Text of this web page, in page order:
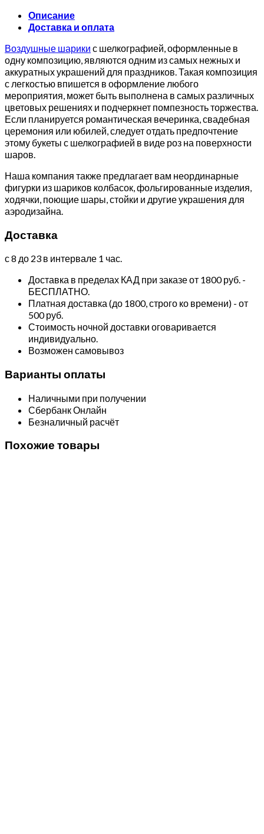
Описание
Доставка и оплата
Воздушные шарики с шелкографией, оформленные в
одну композицию, являются одним из самых нежных и
аккуратных украшений для праздников. Такая композиция
с легкостью впишется в оформление любого
мероприятия, может быть выполнена в самых различных
цветовых решениях и подчеркнет помпезность торжества.
Если планируется романтическая вечеринка, свадебная
церемония или юбилей, следует отдать предпочтение
этому букеты с шелкографией в виде роз на поверхности
шаров.
Наша компания также предлагает вам неординарные
фигурки из шариков колбасок, фольгированные изделия,
ходячки, поющие шары, стойки и другие украшения для
аэродизайна.
Доставка
с 8 до 23 в интервале 1 час.
Доставка в пределах КАД при заказе от 1800 руб. -
БЕСПЛАТНО.
Платная доставка (до 1800, строго ко времени) - от
500 руб.
Стоимость ночной доставки оговаривается
индивидуально.
Возможен самовывоз
Варианты оплаты
Наличными при получении
Сбербанк Онлайн
Безналичный расчёт
Похожие товары